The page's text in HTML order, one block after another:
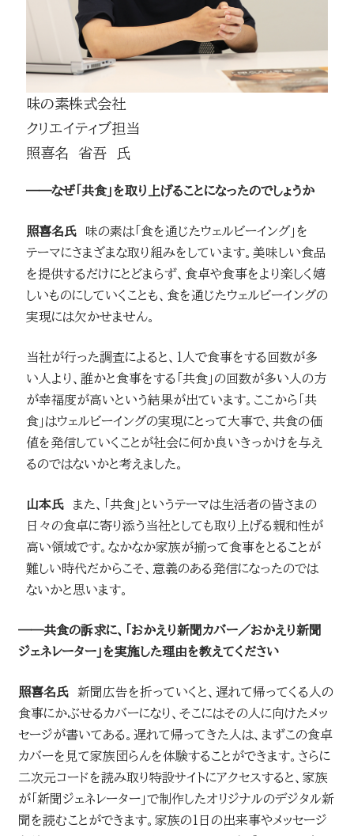
味の素株式会社
クリエイティブ担当
照喜名 省吾 氏
――なぜ「共食」を取り上げることになったのでしょうか
照喜名氏味の素は「食を通じたウェルビーイング」を
テーマにさまざまな取り組みをしています。美味しい食品
を提供するだけにとどまらず、食卓や食事をより楽しく嬉
しいものにしていくことも、食を通じたウェルビーイングの
実現には欠かせません。
当社が行った調査によると、1人で食事をする回数が多
い人より、誰かと食事をする「共食」の回数が多い人の方
が幸福度が高いという結果が出ています。ここから「共
食」はウェルビーイングの実現にとって大事で、共食の価
値を発信していくことが社会に何か良いきっかけを与え
るのではないかと考えました。
山本氏また、「共食」というテーマは生活者の皆さまの
日々の食卓に寄り添う当社としても取り上げる親和性が
高い領域です。なかなか家族が揃って食事をとることが
難しい時代だからこそ、意義のある発信になったのでは
ないかと思います。
――共食の訴求に、「おかえり新聞カバー／おかえり新聞
ジェネレーター」を実施した理由を教えてください
照喜名氏新聞広告を折っていくと、遅れて帰ってくる人の
食事にかぶせるカバーになり、そこにはその人に向けたメッ
セージが書いてある。遅れて帰ってきた人は、まずこの食卓
カバーを見て家族団らんを体験することができます。さらに
二次元コードを読み取り特設サイトにアクセスすると、家族
が「新聞ジェネレーター」で制作したオリジナルのデジタル新
聞を読むことができます。家族の1日の出来事やメッセージ